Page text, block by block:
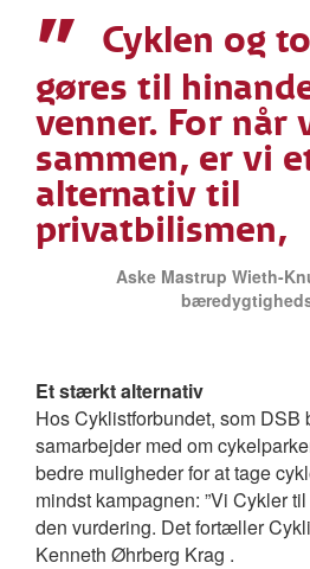
”
Cyklen og
gøres til
venner. For når
sammen, er vi
alternativ til
privatbilismen,
Aske Mastrup Wieth-
Et stærkt alternativ
Hos Cyklistforbundet, som DSB
samarbejder med om
bedre muligheder for at tage
mindst kampagnen: ”Vi Cykler
den vurdering. Det fortæller
Kenneth Øhrberg Krag .